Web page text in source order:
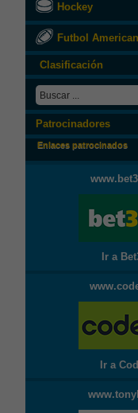
Hockey
Futbol
Clasificación
Patrocinadores
Enlaces patrocinados
Ir a
Ir a